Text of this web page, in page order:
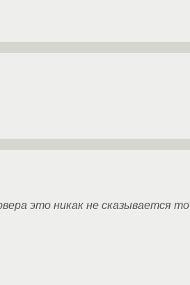
это никак не сказывается то